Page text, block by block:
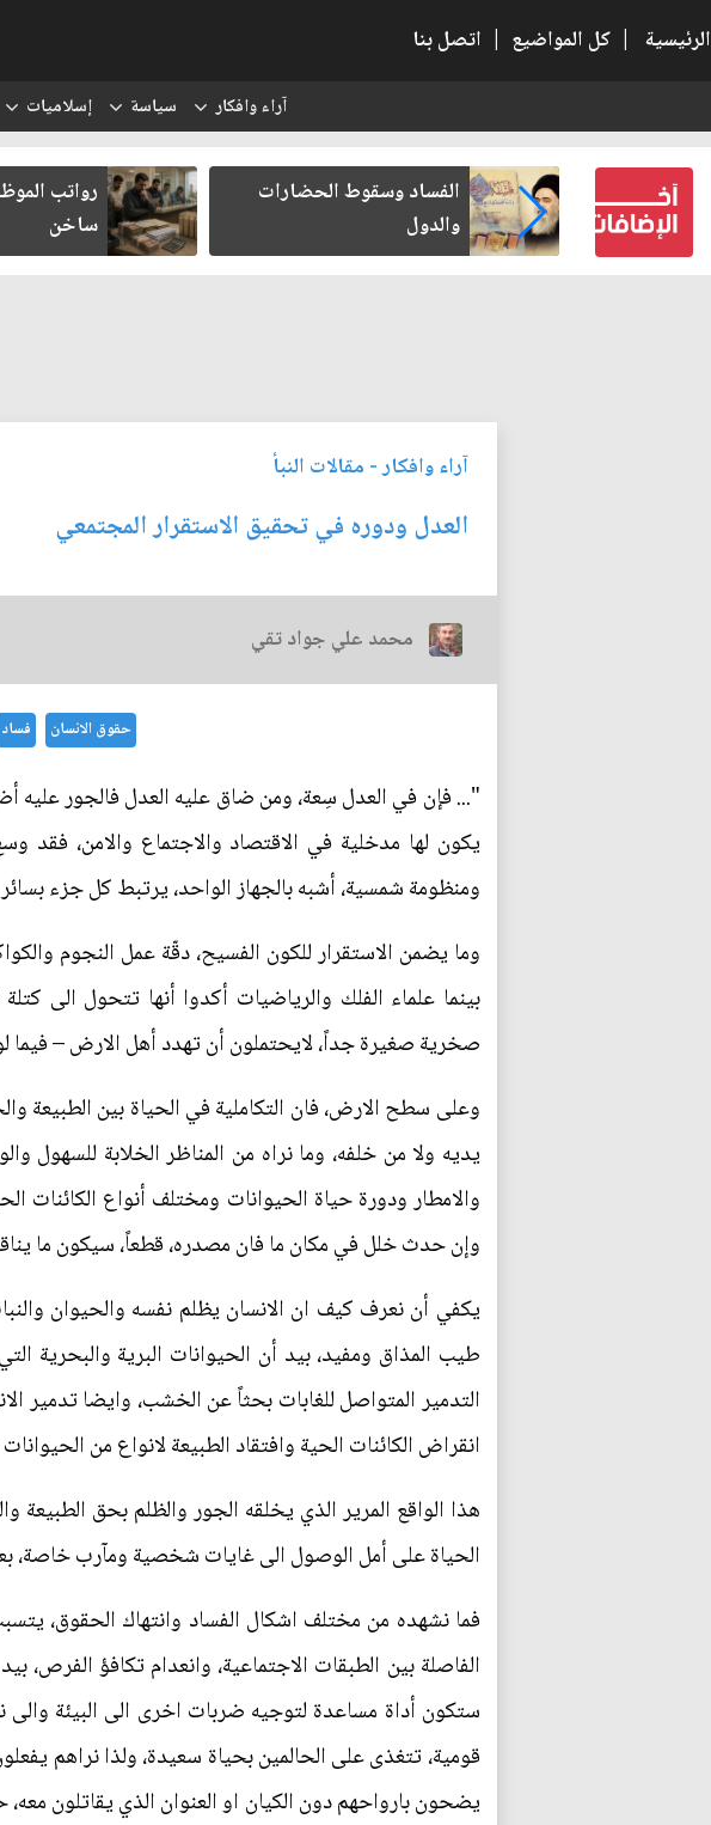
الرئيسية | كل المواضيع | اتصل بنا
آراء وافكار سياسة إسلاميات
كتب لنفسه
الفساد وسقوط الحضارات
والدول
رواتب
ساخن
آراء وافكار- مقالات النبأ
العدل ودوره في تحقيق الاستقرار المجتمعي
محمد علي جواد تقي
حقوق الانسان فساد
"... فإن في العدل سِعة، ومن ضاق عليه العدل فالجور عليه
يكون لها مدخلية في الاقتصاد والاجتماع والامن،
ومنظومة شمسية، أشبه بالجهاز الواحد، يرتبط كل جزء
وما يضمن الاستقرار للكون الفسيح، دقّة عمل النجوم
بينما علماء الفلك والرياضيات أكدوا أنها تتحول الى
صخرية صغيرة جداً، لايحتملون أن تهدد أهل الارض – فيما
وعلى سطح الارض، فان التكاملية في الحياة بين الطبيعة
يديه ولا من خلفه، وما نراه من المناظر الخلابة للسهول
والامطار ودورة حياة الحيوانات ومختلف أنواع الكائنات
وإن حدث خلل في مكان ما فان مصدره، قطعاً، سيكون ما
يكفي أن نعرف كيف ان الانسان يظلم نفسه والحيوان
طيب المذاق ومفيد، بيد أن الحيوانات البرية
التدمير المتواصل للغابات بحثاً عن الخشب، وايضا تدمير
انقراض الكائنات الحية وافتقاد الطبيعة لانواع من
هذا الواقع المرير الذي يخلقه الجور والظلم بحق الطبيعة
الحياة على أمل الوصول الى غايات شخصية ومآرب خاصة،
فما نشهده من مختلف اشكال الفساد وانتهاك الحقوق،
الفاصلة بين الطبقات الاجتماعية، وانعدام تكافؤ
ستكون أداة مساعدة لتوجيه ضربات اخرى الى البيئة والى
قومية، تتغذى على الحالمين بحياة سعيدة، ولذا نراهم
يضحون بارواحهم دون الكيان او العنوان الذي يقاتلون